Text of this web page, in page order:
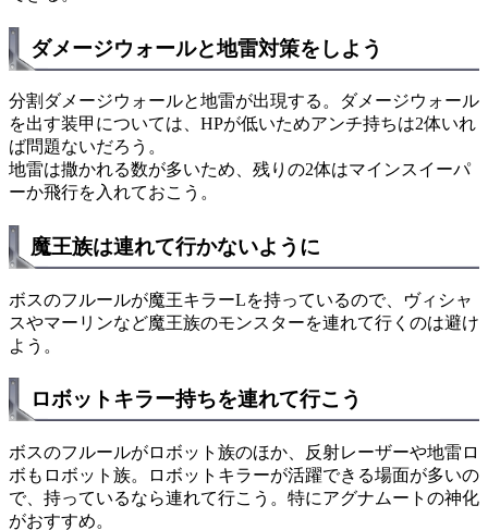
ダメージウォールと地雷対策をしよう
分割ダメージウォールと地雷が出現する。ダメージウォール
を出す装甲については、HPが低いためアンチ持ちは2体いれ
ば問題ないだろう。
地雷は撒かれる数が多いため、残りの2体はマインスイーパ
ーか飛行を入れておこう。
魔王族は連れて行かないように
ボスのフルールが魔王キラーLを持っているので、ヴィシャ
スやマーリンなど魔王族のモンスターを連れて行くのは避け
よう。
ロボットキラー持ちを連れて行こう
ボスのフルールがロボット族のほか、反射レーザーや地雷ロ
ボもロボット族。ロボットキラーが活躍できる場面が多いの
で、持っているなら連れて行こう。特にアグナムートの神化
がおすすめ。